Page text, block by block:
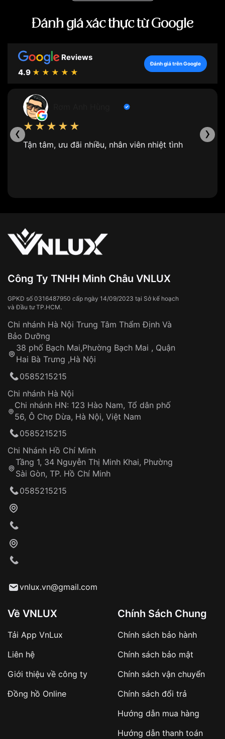
Đánh giá xác thực từ Google
Reviews
4.9 ★★★★★
Đánh giá trên Google
★★★★★
Tận tâm, ưu đãi nhiều, nhân viên nhiệt tình
‹ ›
Công Ty TNHH Minh Châu VNLUX
GPKD số 0316487950 cấp ngày 14/09/2023 tại Sở kế hoạch
và Đầu tư TP.HCM.
Chi nhánh Hà Nội Trung Tâm Thẩm Định Và
Bảo Dưỡng
38 phố Bạch Mai,Phường Bạch Mai , Quận
Hai Bà Trưng ,Hà Nội
0585215215
Chi nhánh Hà Nội
Chi nhánh HN: 123 Hào Nam, Tổ dân phố
56, Ô Chợ Dừa, Hà Nội, Việt Nam
0585215215
Chi Nhánh Hồ Chí Minh
Tầng 1, 34 Nguyễn Thị Minh Khai, Phường
Sài Gòn, TP. Hồ Chí Minh
0585215215
vnlux.vn@gmail.com
Về VNLUX
Tải App VnLux
Liên hệ
Giới thiệu về công ty
Đồng hồ Online
Chính Sách Chung
Chính sách bảo hành
Chính sách bảo mật
Chính sách vận chuyển
Chính sách đổi trả
Hướng dẫn mua hàng
Hướng dẫn thanh toán